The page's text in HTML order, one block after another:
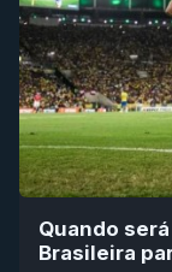
Quando
Brasileira